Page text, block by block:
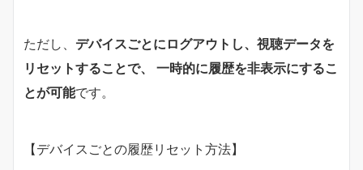
ただし、 デバイスごとにログアウトし、視聴データを
リセットすることで、 一時的に履歴を非表示にするこ
とが可能です。
【デバイスごとの履歴リセット方法】